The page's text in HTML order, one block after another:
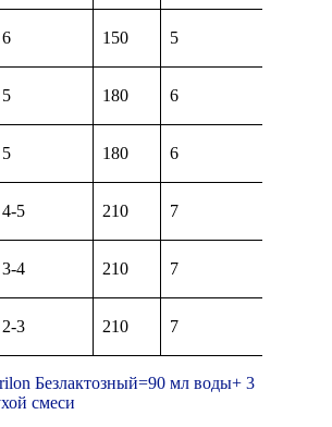
6 150 5
5 180 6
5 180 6
4-5 210 7
3-4 210 7
2-3 210 7
Безлактозный=90 мл воды+ 3
смеси